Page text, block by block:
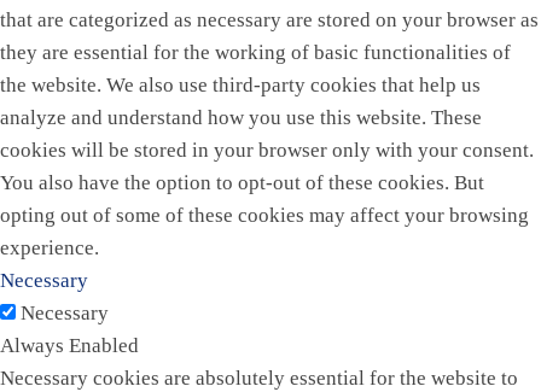
that are categorized as necessary are stored on your browser as
they are essential for the working of basic functionalities of
the website. We also use third-party cookies that help us
analyze and understand how you use this website. These
cookies will be stored in your browser only with your consent.
You also have the option to opt-out of these cookies. But
opting out of some of these cookies may affect your browsing
experience.
Necessary
Necessary
Always Enabled
Necessary cookies are absolutely essential for the website to